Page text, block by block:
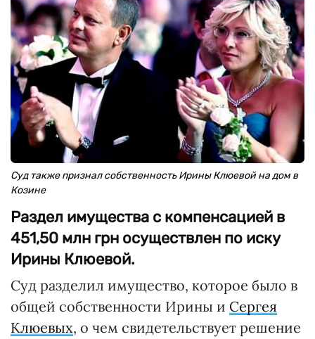
Суд также признал собственность Ирины Клюевой на дом в
Козине
Раздел имущества с компенсацией в
451,50 млн грн осуществлен по иску
Ирины Клюевой.
Суд разделил имущество, которое было в
общей собственности Ирины и Сергея
Клюевых, о чем свидетельствует решение